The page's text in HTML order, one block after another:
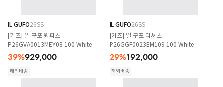
IL GUFO26SS
[키즈] 일 구포 원피스
P26GVA0013MEY08 100 White
39%929,000
해외배송
IL GUFO26SS
[키즈] 일 구포 티셔츠
P26GGF0023EM109 100 White
29%192,000
해외배송